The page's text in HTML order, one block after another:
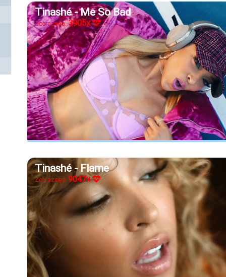
Tinashé - Me So Bad
Zobrazeno:3905x
Tinashé - Flame
Zobrazeno: 9047x